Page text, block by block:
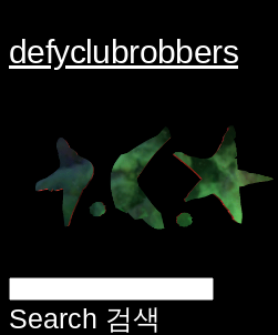
defyclubrobbers
Search 검색